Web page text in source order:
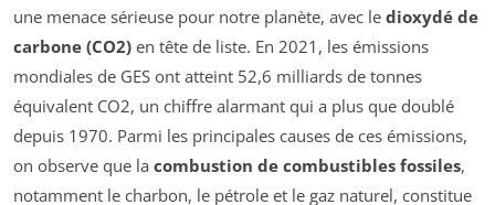
une menace sérieuse pour notre planète, avec le dioxydé de
carbone (CO2) en tête de liste. En 2021, les émissions
mondiales de GES ont atteint 52,6 milliards de tonnes
équivalent CO2, un chiffre alarmant qui a plus que doublé
depuis 1970. Parmi les principales causes de ces émissions,
on observe que la combustion de combustibles fossiles,
notamment le charbon, le pétrole et le gaz naturel, constitue